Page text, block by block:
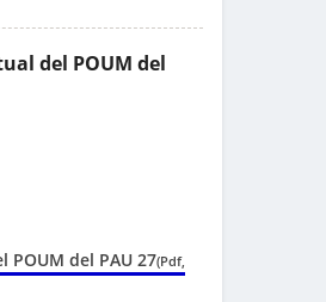
del POUM del
del PAU 27(Pdf,